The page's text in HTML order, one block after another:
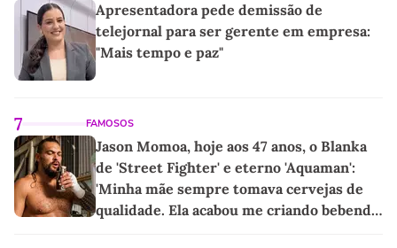
Apresentadora pede demissão de
telejornal para ser gerente em empresa:
"Mais tempo e paz"
7 FAMOSOS
Jason Momoa, hoje aos 47 anos, o Blanka
de 'Street Fighter' e eterno 'Aquaman':
'Minha mãe sempre tomava cervejas de
qualidade. Ela acabou me criando bebendo